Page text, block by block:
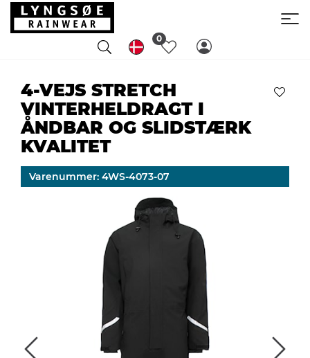
0
4-VEJS STRETCH
VINTERHELDRAGT I
ÅNDBAR OG SLIDSTÆRK
KVALITET
Varenummer: 4WS-4073-07